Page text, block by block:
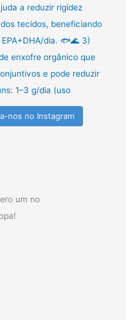
nos no Instagram
um no